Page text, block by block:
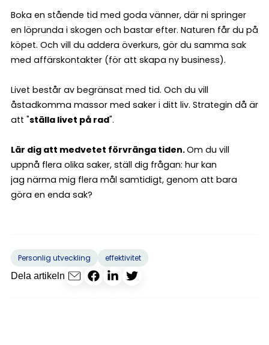
Boka en stående tid med goda vänner, där ni springer
en löprunda i skogen och bastar efter. Naturen får du på
köpet. Och vill du addera överkurs, gör du samma sak
med affärskontakter (för att skapa ny business).
Livet består av begränsat med tid. Och du vill
åstadkomma massor med saker i ditt liv. Strategin då är
att "ställa livet på rad".
Lär dig att medvetet förvränga tiden.Om du vill
uppnå flera olika saker, ställ dig frågan: hur kan
jag närma mig flera mål samtidigt, genom att bara
göra en enda sak?
Personlig utveckling
effektivitet
Dela artikeln